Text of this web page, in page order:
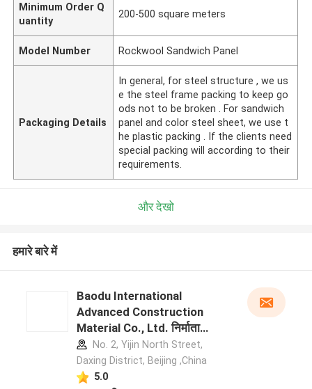
Minimum Order Q
uantity
200-500 square meters
Model Number Rockwool Sandwich Panel
Packaging Details
In general, for steel structure , we us
e the steel frame packing to keep go
ods not to be broken . For sandwich
panel and color steel sheet, we use t
he plastic packing . If the clients need
special packing will according to their
requirements.
और देखो
हमारे बारे में
Baodu International
Advanced Construction
Material Co., Ltd. निर्माता
प्रोफ़ाइलNo. 2, Yijin North Street,
Daxing District, Beijing ,China
5.0